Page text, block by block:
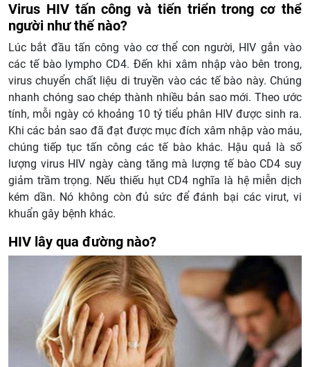
Virus HIV tấn công và tiến triển trong cơ thể
người như thế nào?
Lúc bắt đầu tấn công vào cơ thể con người, HIV gắn vào
các tế bào lympho CD4. Đến khi xâm nhập vào bên trong,
virus chuyển chất liệu di truyền vào các tế bào này. Chúng
nhanh chóng sao chép thành nhiều bản sao mới. Theo ước
tính, mỗi ngày có khoảng 10 tỷ tiểu phân HIV được sinh ra.
Khi các bản sao đã đạt được mục đích xâm nhập vào máu,
chúng tiếp tục tấn công các tế bào khác. Hậu quả là số
lượng virus HIV ngày càng tăng mà lượng tế bào CD4 suy
giảm trầm trọng. Nếu thiếu hụt CD4 nghĩa là hệ miễn dịch
kém dần. Nó không còn đủ sức để đánh bại các virut, vi
khuẩn gây bệnh khác.
HIV lây qua đường nào?